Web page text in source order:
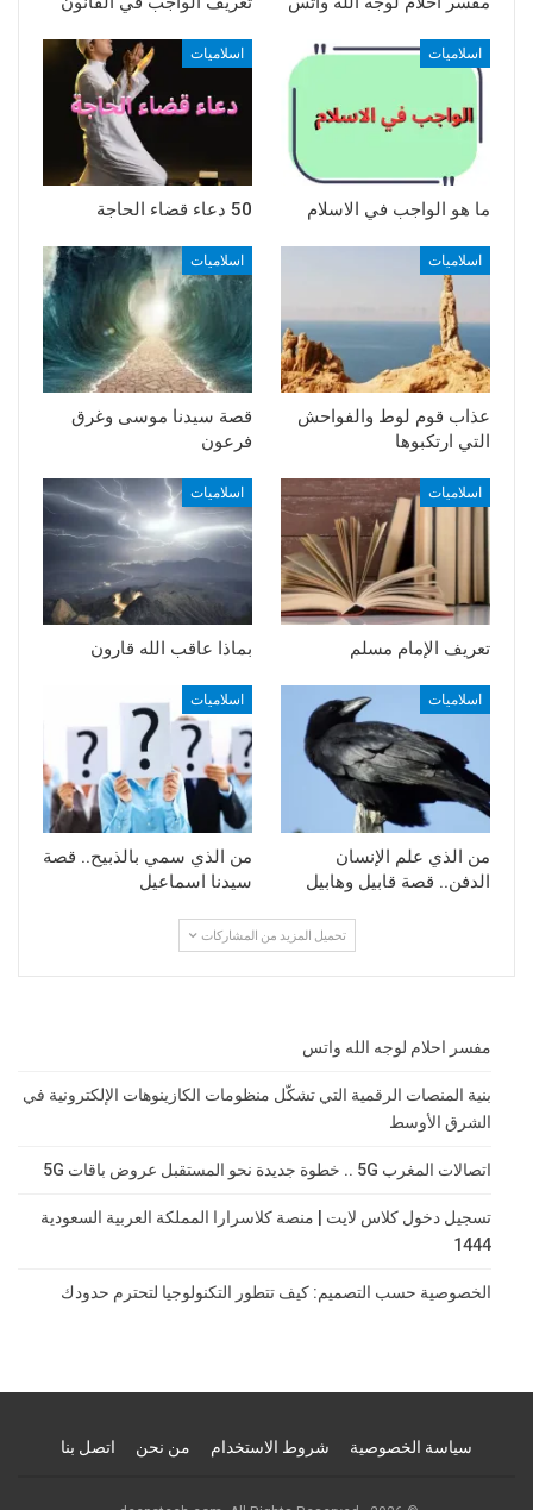
اسلاميات
ما هو الواجب في الاسلام
اسلاميات
50 دعاء قضاء الحاجة
اسلاميات
عذاب قوم لوط والفواحش
التي ارتكبوها
اسلاميات
قصة سيدنا موسى وغرق
فرعون
اسلاميات
تعريف الإمام مسلم
اسلاميات
بماذا عاقب الله قارون
اسلاميات
من الذي علم الإنسان
الدفن.. قصة قابيل وهابيل
اسلاميات
من الذي سمي بالذبيح.. قصة
سيدنا اسماعيل
تحميل المزيد من المشاركات
مفسر احلام لوجه الله واتس
بنية المنصات الرقمية التي تشكّل منظومات الكازينوهات الإلكترونية في
الشرق الأوسط
اتصالات المغرب 5G .. خطوة جديدة نحو المستقبل عروض باقات 5G
تسجيل دخول كلاس لايت | منصة كلاسرارا المملكة العربية السعودية
1444
الخصوصية حسب التصميم: كيف تتطور التكنولوجيا لتحترم حدودك
سياسة الخصوصية شروط الاستخدام من نحن اتصل بنا